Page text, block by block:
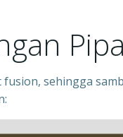
sehingga